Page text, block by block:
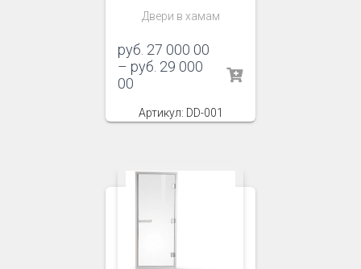
Двери в хамам
руб. 27 000 00
– руб. 29 000
00
Артикул: DD-001